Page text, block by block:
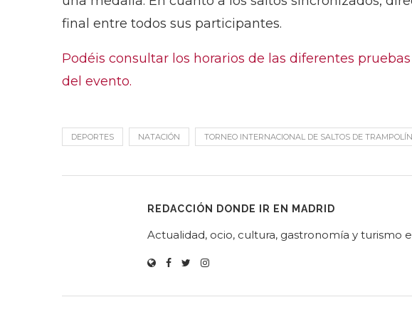
final entre todos sus participantes.
Podéis consultar los horarios de las diferentes
del evento.
DEPORTES NATACIÓN TORNEO INTERNACIONAL DE SALTOS DE TRAMPOLÍN
REDACCIÓN DONDE IR EN MADRID
Actualidad, ocio, cultura, gastronomía y turismo